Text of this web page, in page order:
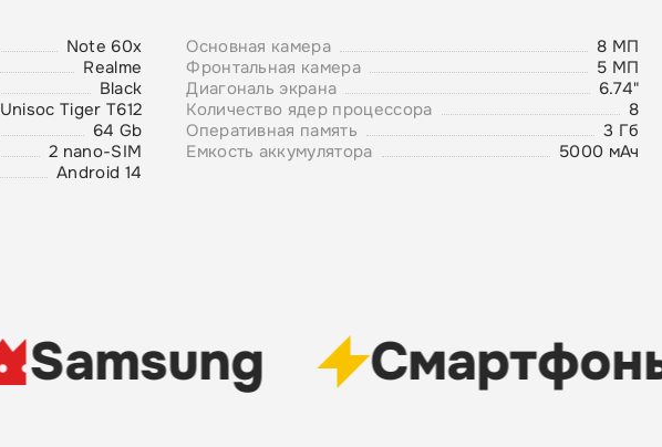
Note 60x
Realme
Black
Unisoc Tiger T612
64 Gb
2 nano-SIM
Android 14
Основная камера
8 MП
Фронтальная камера
5 MП
Диагональ экрана
6.74"
Количество ядер процессора
8
Оперативная память
3 Гб
Емкость аккумулятора
5000 мАч
Samsung Cмартфоны